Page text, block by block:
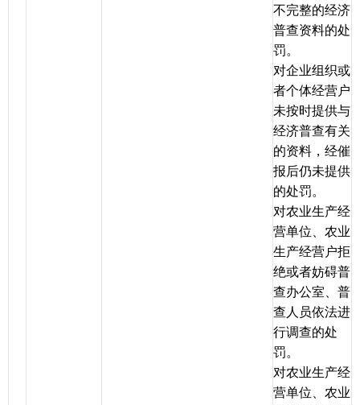
不完整的经济
普查资料的处
罚。
对企业组织或
者个体经营户
未按时提供与
经济普查有关
的资料，经催
报后仍未提供
的处罚。
对农业生产经
营单位、农业
生产经营户拒
绝或者妨碍普
查办公室、普
查人员依法进
行调查的处
罚。
对农业生产经
营单位、农业